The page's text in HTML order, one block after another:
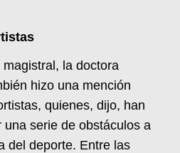
la doctora
hizo una mención
quienes, dijo, han
serie de obstáculos a
del deporte. Entre las